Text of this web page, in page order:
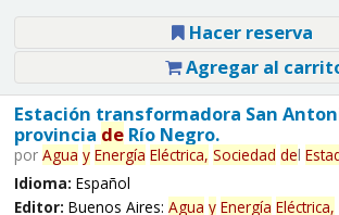
Hacer reserva
Agregar al
Estación transformadora San
provincia deRío Negro.
por Agua y Energía Eléctrica, Sociedad del
Idioma: Español
Editor: Buenos Aires: Agua y Energía Eléctrica,